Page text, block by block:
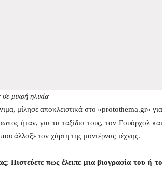
μικρή ηλικία
μίλησε αποκλειστικά στο «protothema.gr» για
ήταν, για τα ταξίδια τους, τον Γουόρχολ και
άλλαξε τον χάρτη της μοντέρνας τέχνης.
Πιστεύετε πως έλειπε μια βιογραφία του ή το